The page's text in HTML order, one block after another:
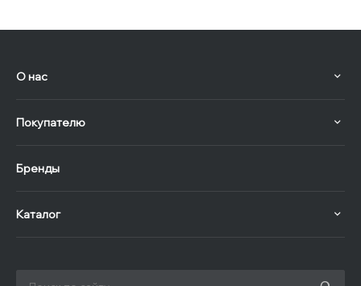
О нас
Покупателю
Бренды
Каталог